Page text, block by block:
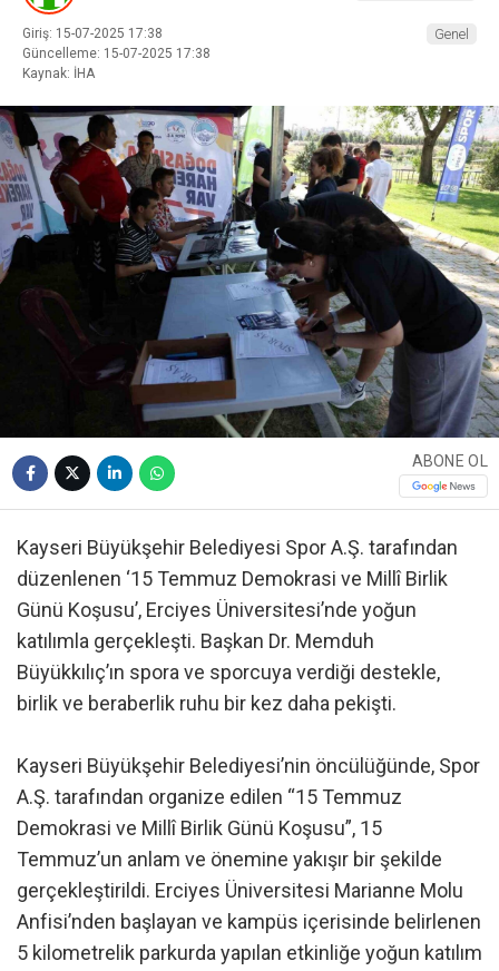
Giriş: 15-07-2025 17:38
Güncelleme: 15-07-2025 17:38
Kaynak: İHA
Genel
ABONE OL
Kayseri Büyükşehir Belediyesi Spor A.Ş. tarafından
düzenlenen ‘15 Temmuz Demokrasi ve Millî Birlik
Günü Koşusu’, Erciyes Üniversitesi’nde yoğun
katılımla gerçekleşti. Başkan Dr. Memduh
Büyükkılıç’ın spora ve sporcuya verdiği destekle,
birlik ve beraberlik ruhu bir kez daha pekişti.
Kayseri Büyükşehir Belediyesi’nin öncülüğünde, Spor
A.Ş. tarafından organize edilen “15 Temmuz
Demokrasi ve Millî Birlik Günü Koşusu”, 15
Temmuz’un anlam ve önemine yakışır bir şekilde
gerçekleştirildi. Erciyes Üniversitesi Marianne Molu
Anfisi’nden başlayan ve kampüs içerisinde belirlenen
5 kilometrelik parkurda yapılan etkinliğe yoğun katılım